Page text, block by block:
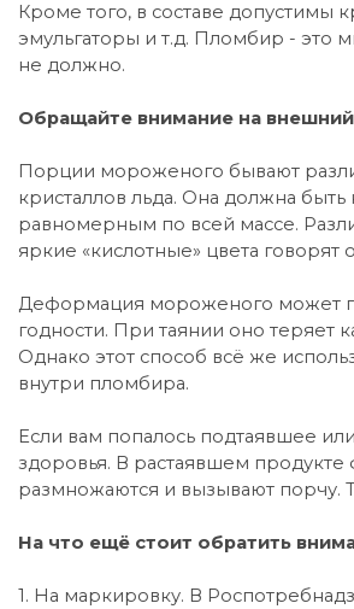
Кроме того, в составе допустимы
эмульгаторы и т.д. Пломбир - это
не должно.
Обращайте внимание на
Порции мороженого бывают
кристаллов льда. Она должна
равномерным по всей массе.
яркие «кислотные» цвета говорят
Деформация мороженого может
годности. При таянии оно теряет
Однако этот способ всё же
внутри пломбира.
Если вам попалось подтаявшее
здоровья. В растаявшем
размножаются и вызывают порчу.
На что ещё стоит обратить
1. На маркировку. В